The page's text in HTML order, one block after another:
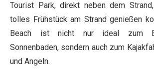
Tourist Park, direkt neben dem
tolles Frühstück am Strand genießen
Beach ist nicht nur ideal zum
Sonnenbaden, sondern auch zum
und Angeln.